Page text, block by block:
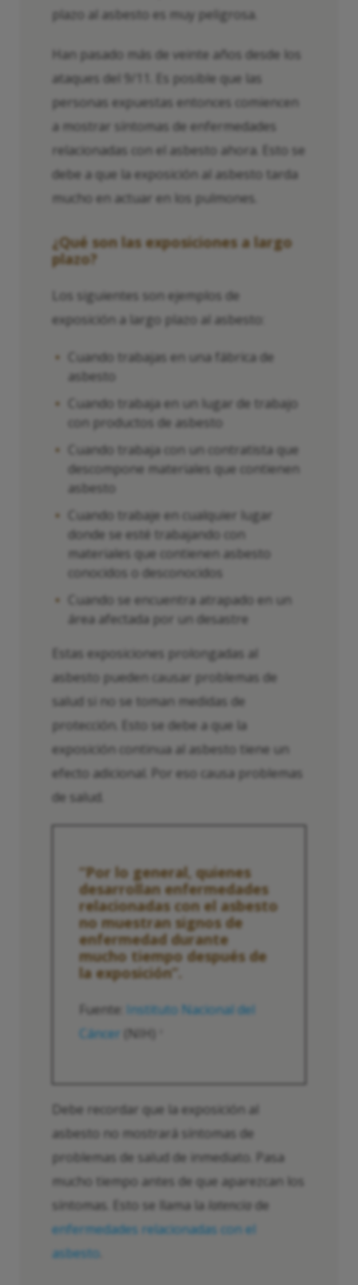
plazo al asbesto es muy peligrosa.
Han pasado más de veinte años desde los
ataques del 9/11. Es posible que las
personas expuestas entonces comiencen
a mostrar síntomas de enfermedades
relacionadas con el asbesto ahora. Esto se
debe a que la exposición al asbesto tarda
mucho en actuar en los pulmones.
¿Qué son las exposiciones a largo
plazo?
Los siguientes son ejemplos de
exposición a largo plazo al asbesto:
Cuando trabajas en una fábrica de
asbesto
Cuando trabaja en un lugar de trabajo
con productos de asbesto
Cuando trabaja con un contratista que
descompone materiales que contienen
asbesto
Cuando trabaje en cualquier lugar
donde se esté trabajando con
materiales que contienen asbesto
conocidos o desconocidos
Cuando se encuentra atrapado en un
área afectada por un desastre
Estas exposiciones prolongadas al
asbesto pueden causar problemas de
salud si no se toman medidas de
protección. Esto se debe a que la
exposición continua al asbesto tiene un
efecto adicional. Por eso causa problemas
de salud.
“Por lo general, quienes
desarrollan enfermedades
relacionadas con el asbesto
no muestran signos de
enfermedad durante
mucho tiempo después de
la exposición”.
Fuente: Instituto Nacional del
Cáncer (NIH)
Debe recordar que la exposición al
asbesto no mostrará síntomas de
problemas de salud de inmediato. Pasa
mucho tiempo antes de que aparezcan los
síntomas. Esto se llama la latencia de
enfermedades relacionadas con el
asbesto